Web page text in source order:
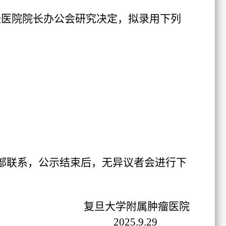
院院长办公会研究决定，拟录用下列
系，公示结束后，无异议者会进行下
复旦大学附属肿瘤医院
2025.9.29